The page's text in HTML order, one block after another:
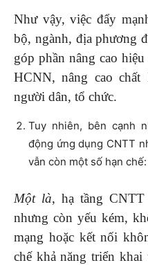
Như vậy, việc đẩy
bộ, ngành, địa phương
góp phần nâng cao
HCNN, nâng cao
người dân, tổ chức.
Tuy nhiên, bên cạnh
động ứng dụng CNTT
vẫn còn một số hạn chế:
Một là, hạ tầng
nhưng còn yếu kém,
mạng hoặc kết nối
chế khả năng triển